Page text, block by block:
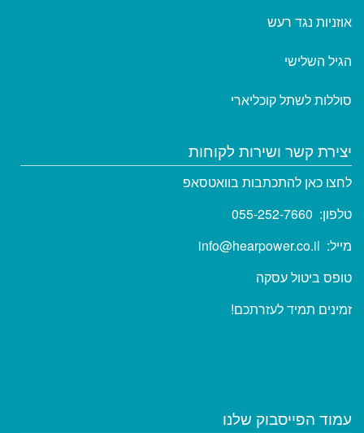
אוזניות נגד רעש
הגיל השלישי
סוללות לשתל קוכליארי
יצירת קשר ושירות לקוחות
לחצו כאן להתכתבות בוואטסאפ
טלפון: 055-252-7660
מייל: info@hearpower.co.il
טופס ביטול עסקה
זמינים תמיד לעזרתכם!
עמוד הפייסבוק שלנו